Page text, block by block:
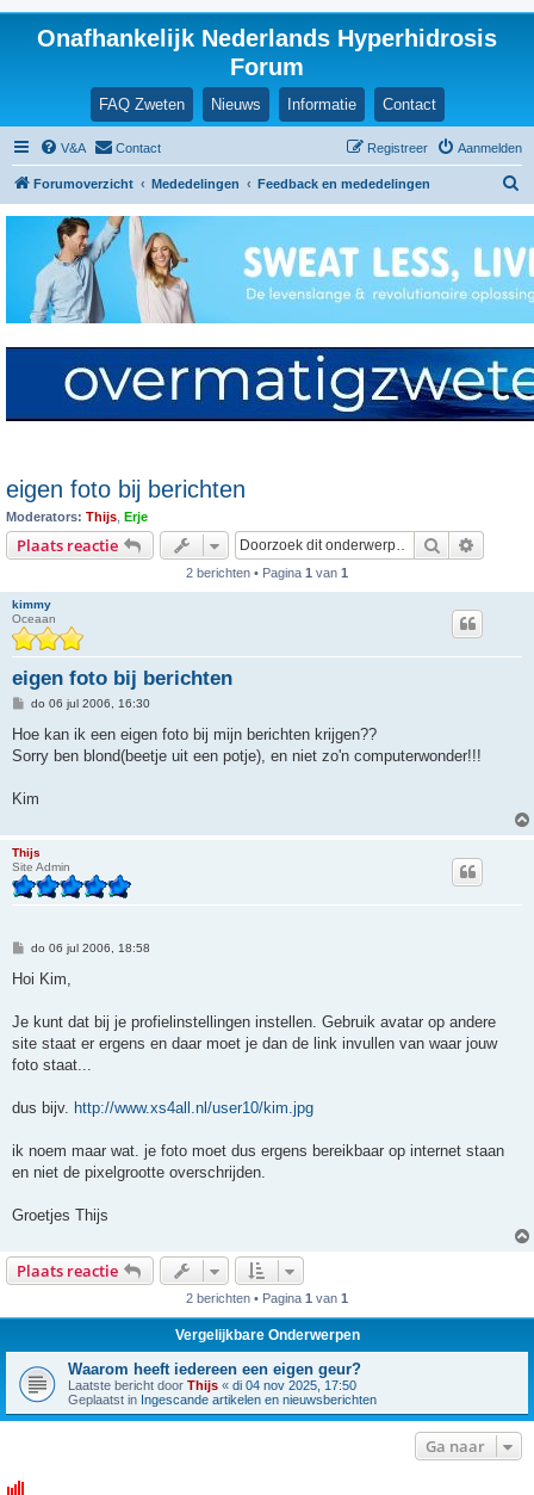
Onafhankelijk Nederlands Hyperhidrosis
Forum
FAQ Zweten Nieuws Informatie Contact
V&A Contact Aanmelden
Registreer
Forumoverzicht Mededelingen Feedback en mededelingen
k
eigen foto bij berichten
Moderators: Thijs Erje
Plaats reactie Zoek
2 berichten • Pagina 1 van 1
kimmy
Oceaan
eigen foto bij berichten
B
r
c
do 06 jul 2006, 16:30
Hoe kan ik een eigen foto bij mijn berichten krijgen??
Sorry ben blond(beetje uit een potje), en niet zo'n computerwonder!!!
Kim
Thijs
Site Admin
B
r
h
do 06 jul 2006, 18:58
Hoi Kim,
Je kunt dat bij je profielinstellingen instellen. Gebruik avatar op andere
site staat er ergens en daar moet je dan de link invullen van waar jouw
foto staat...
dus bijv. http://www.xs4all.nl/user10/kim.jpg
ik noem maar wat. je foto moet dus ergens bereikbaar op internet staan
en niet de pixelgrootte overschrijden.
Groetjes Thijs
Plaats reactie
2 berichten • Pagina 1 van 1
Vergelijkbare Onderwerpen
Waarom heeft iedereen een eigen geur?
Laatste bericht door Thijs « di 04 nov 2025, 17:50
Geplaatst in Ingescande artikelen en nieuwsberichten
Ga naar